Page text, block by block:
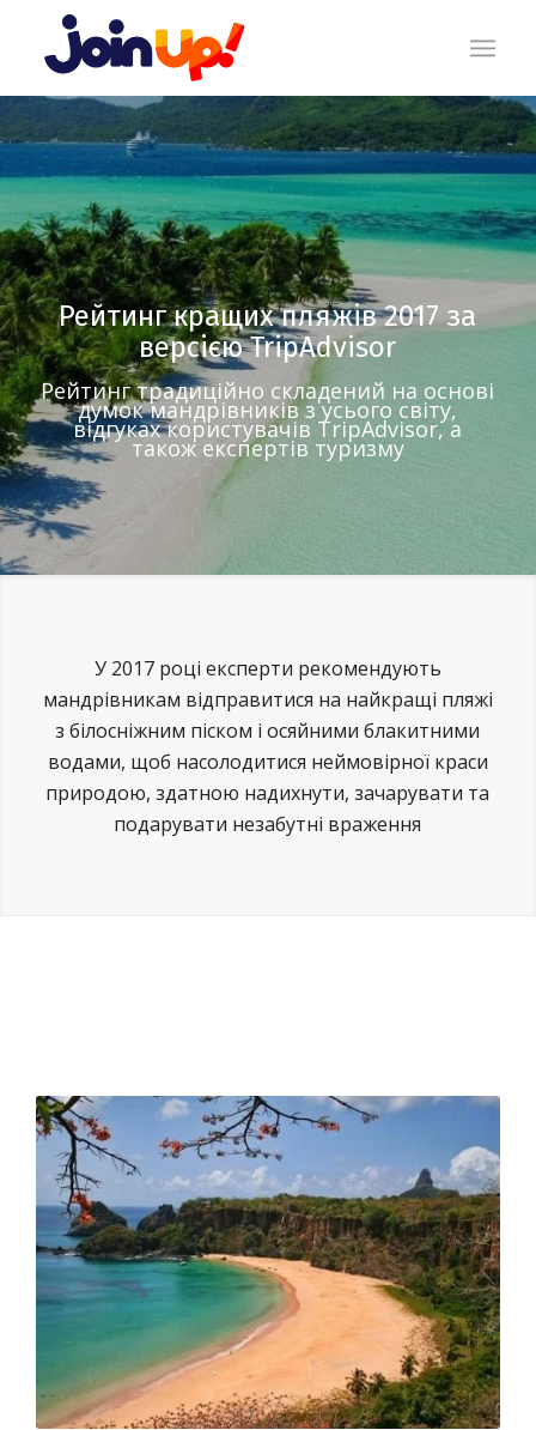
Рейтинг кращих пляжів 2017 за
версією TripAdvisor
Рейтинг традиційно складений на основі
думок мандрівників з усього світу,
відгуках користувачів TripAdvisor, а
також експертів туризму
У 2017 році експерти рекомендують
мандрівникам відправитися на найкращі пляжі
з білосніжним піском і осяйними блакитними
водами, щоб насолодитися неймовірної краси
природою, здатною надихнути, зачарувати та
подарувати незабутні враження